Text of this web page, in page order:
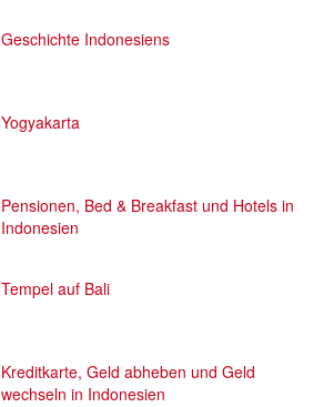
Geschichte Indonesiens
Yogyakarta
Pensionen, Bed & Breakfast und Hotels in
Indonesien
Tempel auf Bali
Kreditkarte, Geld abheben und Geld
wechseln in Indonesien